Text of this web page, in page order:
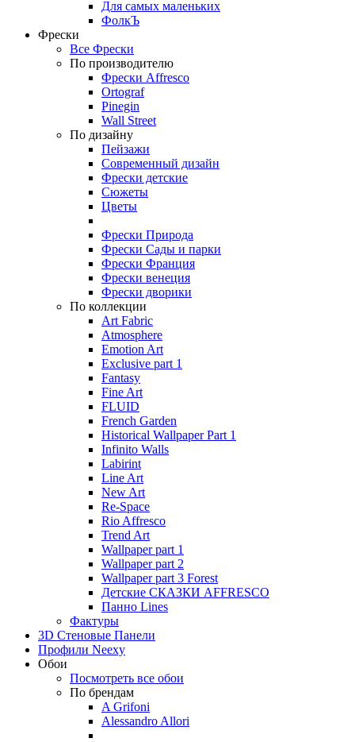
Для самых маленьких
ФолкЪ
Фрески
Все Фрески
По производителю
Фрески Affresco
Ortograf
Pinegin
Wall Street
По дизайну
Пейзажи
Современный дизайн
Фрески детские
Сюжеты
Цветы
Фрески Природа
Фрески Сады и парки
Фрески Франция
Фрески венеция
Фрески дворики
По коллекции
Art Fabric
Atmosphere
Emotion Art
Exclusive part 1
Fantasy
Fine Art
FLUID
French Garden
Historical Wallpaper Part 1
Infinito Walls
Labirint
Line Art
New Art
Re-Space
Rio Affresco
Trend Art
Wallpaper part 1
Wallpaper part 2
Wallpaper part 3 Forest
Детские СКАЗКИ AFFRESCO
Панно Lines
Фактуры
3D Стеновые Панели
Профили Neexy
Обои
Посмотреть все обои
По брендам
A Grifoni
Alessandro Allori